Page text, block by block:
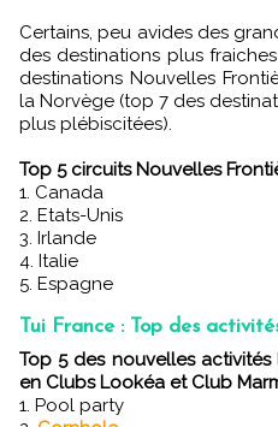
Certains, peu avides des
des destinations plus
destinations Nouvelles
la Norvège (top 7 des
plus plébiscitées).
Top 5 circuits Nouvelles
1. Canada
2. Etats-Unis
3. Irlande
4. Italie
5. Espagne
Tui France : Top des
Top 5 des nouvelles activités les plus plébiscitées cet été
en Clubs Lookéa et Club
1. Pool party